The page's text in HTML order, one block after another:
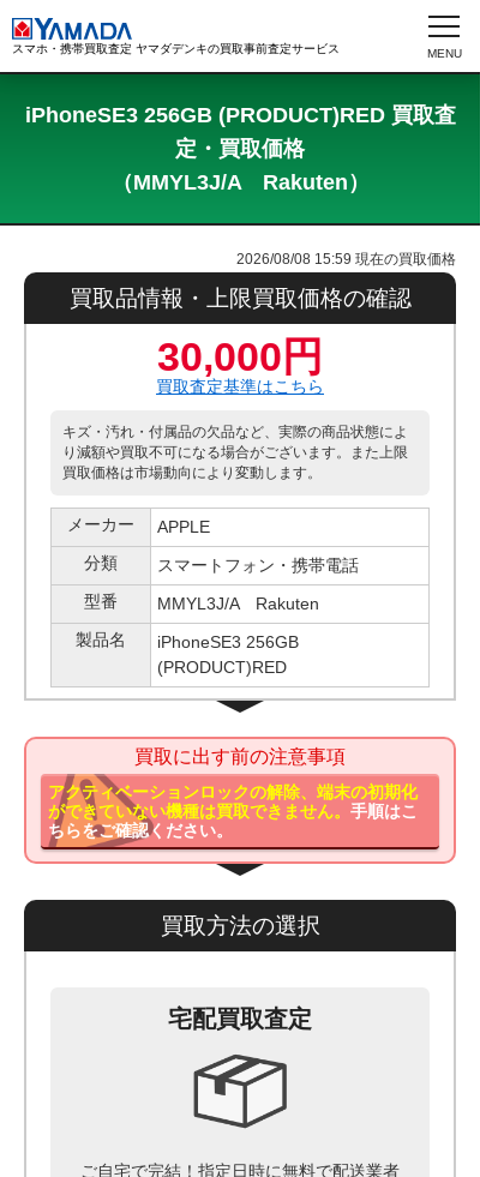
スマホ・携帯買取査定 ヤマダデンキの買取事前査定サービス
iPhoneSE3 256GB (PRODUCT)RED 買取査
定・買取価格
（MMYL3J/A Rakuten）
2026/08/08 15:59 現在の買取価格
買取品情報・上限買取価格の確認
30,000円
買取査定基準はこちら
キズ・汚れ・付属品の欠品など、実際の商品状態によ
り減額や買取不可になる場合がございます。また上限
買取価格は市場動向により変動します。
メーカー
APPLE
分類
スマートフォン・携帯電話
型番
MMYL3J/A Rakuten
製品名
iPhoneSE3 256GB
(PRODUCT)RED
買取に出す前の注意事項
アクティベーションロックの解除、端末の初期化
ができていない機種は買取できません。手順はこ
ちらをご確認ください。
買取方法の選択
宅配買取査定
ご自宅で完結！指定日時に無料で配送業者